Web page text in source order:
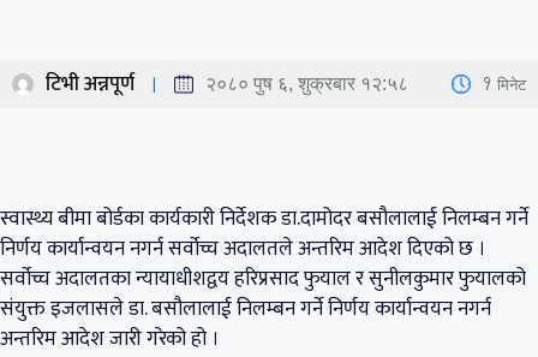
टिभी अन्नपूर्ण २०८० पुष ६, शुक्रबार १२:५८ 1 मिनेट
स्वास्थ्य बीमा बोर्डका कार्यकारी निर्देशक डा.दामोदर बसौलालाई निलम्बन गर्ने
निर्णय कार्यान्वयन नगर्न सर्वोच्च अदालतले अन्तरिम आदेश दिएको छ ।
सर्वोच्च अदालतका न्यायाधीशद्वय हरिप्रसाद फुयाल र सुनीलकुमार फुयालको
संयुक्त इजलासले डा. बसौलालाई निलम्बन गर्ने निर्णय कार्यान्वयन नगर्न
अन्तरिम आदेश जारी गरेको हो ।